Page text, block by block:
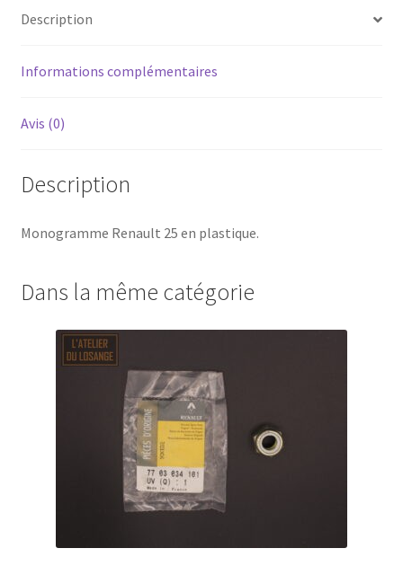
Description
Informations complémentaires
Avis (0)
Description
Monogramme Renault 25 en plastique.
Dans la même catégorie